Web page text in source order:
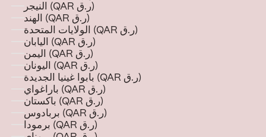
النيجر (QAR ر.ق)
الهند (QAR ر.ق)
الولايات المتحدة (QAR ر.ق)
اليابان (QAR ر.ق)
اليمن (QAR ر.ق)
اليونان (QAR ر.ق)
بابوا غينيا الجديدة (QAR ر.ق)
باراغواي (QAR ر.ق)
باكستان (QAR ر.ق)
بربادوس (QAR ر.ق)
برمودا (QAR ر.ق)